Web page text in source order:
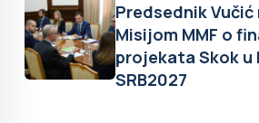
Predsednik
Misijom MMF o
projekata Skok
SRB2027